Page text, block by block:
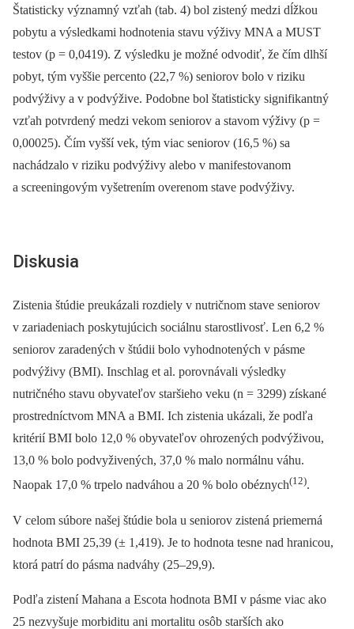
Štatisticky významný vzťah (tab. 4) bol zistený medzi dĺžkou
pobytu a výsledkami hodnotenia stavu výživy MNA a MUST
testov (p = 0,0419). Z výsledku je možné odvodiť, že čím dlhší
pobyt, tým vyššie percento (22,7 %) seniorov bolo v riziku
podvýživy a v podvýžive. Podobne bol štatisticky signifikantný
vzťah potvrdený medzi vekom seniorov a stavom výživy (p =
0,00025). Čím vyšší vek, tým viac seniorov (16,5 %) sa
nachádzalo v riziku podvýživy alebo v manifestovanom
a screeningovým vyšetrením overenom stave podvýživy.
Diskusia
Zistenia štúdie preukázali rozdiely v nutričnom stave seniorov
v zariadeniach poskytujúcich sociálnu starostlivosť. Len 6,2 %
seniorov zaradených v štúdii bolo vyhodnotených v pásme
podvýživy (BMI). Inschlag et al. porovnávali výsledky
nutričného stavu obyvateľov staršieho veku (n = 3299) získané
prostredníctvom MNA a BMI. Ich zistenia ukázali, že podľa
kritérií BMI bolo 12,0 % obyvateľov ohrozených podvýživou,
13,0 % bolo podvyživených, 37,0 % malo normálnu váhu.
Naopak 17,0 % trpelo nadváhou a 20 % bolo obéznych(12).
V celom súbore našej štúdie bola u seniorov zistená priemerná
hodnota BMI 25,39 (± 1,419). Je to hodnota tesne nad hranicou,
ktorá patrí do pásma nadváhy (25–29,9).
Podľa zistení Mahana a Escota hodnota BMI v pásme viac ako
25 nezvyšuje morbiditu ani mortalitu osôb starších ako